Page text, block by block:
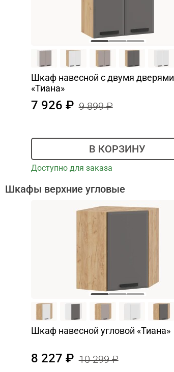
Шкаф навесной c двумя дверями
«Тиана»
7 926 9 899
В КОРЗИНУ
Доступно для заказа
Шкафы верхние угловые
Шкаф навесной угловой «Тиана»
8 227 10 299